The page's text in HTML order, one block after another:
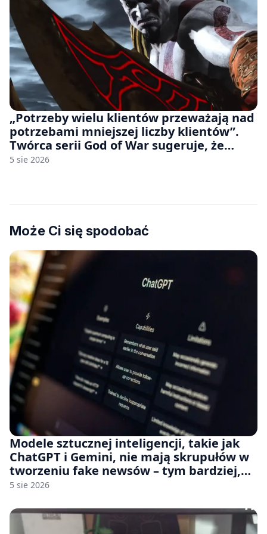
„Potrzeby wielu klientów przeważają nad
potrzebami mniejszej liczby klientów”.
Twórca serii God of War sugeruje, że
rozumie, dlaczego Sony rezygnuje z gier
5 sie 2026
Może Ci się spodobać
Modele sztucznej inteligencji, takie jak
ChatGPT i Gemini, nie mają skrupułów w
tworzeniu fake newsów – tym bardziej,
jeśli rozmawiasz z nimi po polsku
5 sie 2026